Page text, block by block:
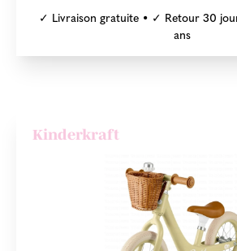
✓ Livraison gratuite • ✓ Retour 30
ans
Kinderkraft